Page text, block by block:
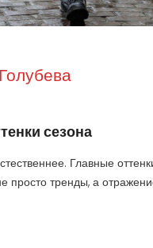
сезона
Главные
тренды, а отражение